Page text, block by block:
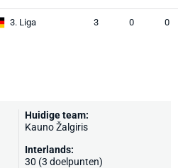
3. Liga 3 0 0
Huidige team:
Kauno Žalgiris
Interlands:
30 (3 doelpunten)